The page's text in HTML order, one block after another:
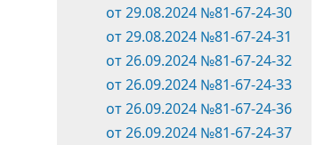
от 29.08.2024 №81-67-24-30
от 29.08.2024 №81-67-24-31
от 26.09.2024 №81-67-24-32
от 26.09.2024 №81-67-24-33
от 26.09.2024 №81-67-24-36
от 26.09.2024 №81-67-24-37